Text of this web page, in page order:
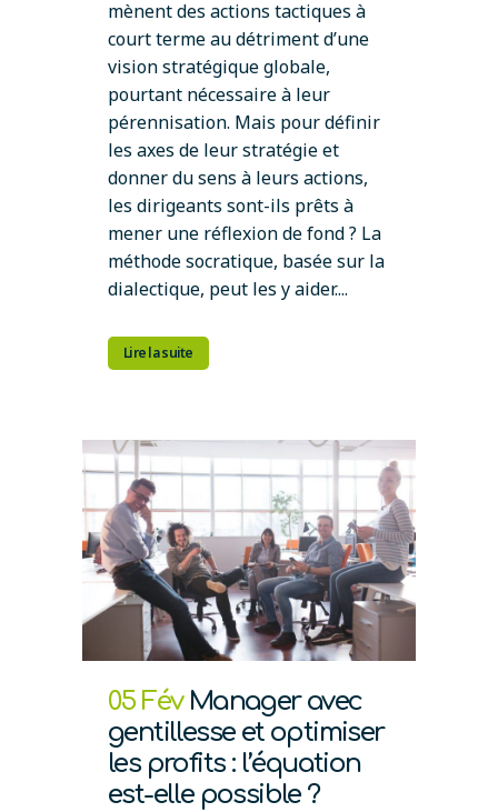
mènent des actions tactiques à
court terme au détriment d’une
vision stratégique globale,
pourtant nécessaire à leur
pérennisation. Mais pour définir
les axes de leur stratégie et
donner du sens à leurs actions,
les dirigeants sont-ils prêts à
mener une réflexion de fond ? La
méthode socratique, basée sur la
dialectique, peut les y aider....
Lire la suite
05 Fév Manager avec
gentillesse et optimiser
les profits : l’équation
est-elle possible ?